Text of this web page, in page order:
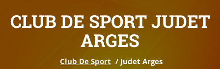
CLUB DE SPORT JUDET
ARGES
Club De Sport / Judet Arges